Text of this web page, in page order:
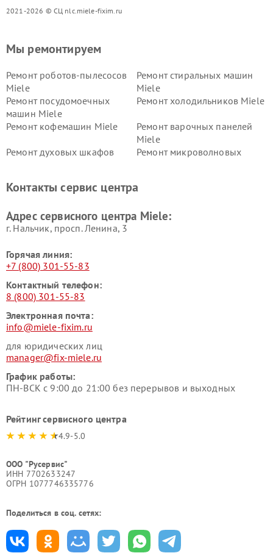
2021-2026 © СЦ nlc.miele-fixim.ru
Мы ремонтируем
Ремонт роботов-пылесосов
Miele
Ремонт стиральных машин
Miele
Ремонт посудомоечных
машин Miele
Ремонт холодильников Miele
Ремонт кофемашин Miele
Ремонт варочных панелей
Miele
Ремонт духовых шкафов
Ремонт микроволновых
Miele
Miele
пылесосов Miele
Контакты сервис центра
Адрес сервисного центра Miele:
г. Нальчик, просп. Ленина, 3
Горячая линия:
+7 (800) 301-55-83
Контактный телефон:
8 (800) 301-55-83
Электронная почта:
info@miele-fixim.ru
для юридических лиц
manager@fix-miele.ru
График работы:
ПН-ВСК с 9:00 до 21:00 без перерывов и выходных
Рейтинг сервисного центра
4.9-5.0
ООО "Русервис"
ИНН 7702633247
ОГРН 1077746335776
Поделиться в соц. сетях: